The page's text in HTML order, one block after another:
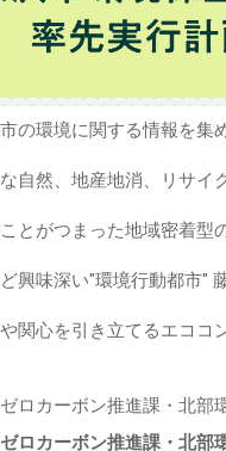
の環境に関する情報を集
自然、地産地消、リサイ
とがつまった地域密着型
興味深い"環境行動都市"
関心を引き立てるエココ
ロカーボン推進課・北部
ロカーボン推進課・北部